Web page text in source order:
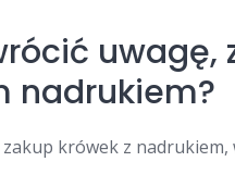
nadrukiem?
zakup krówek z